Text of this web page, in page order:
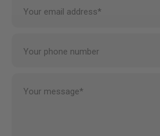
Your email address*
Your phone number
Your message*